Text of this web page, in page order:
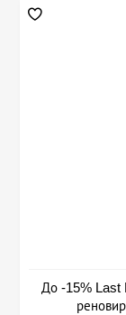
До -15% Last